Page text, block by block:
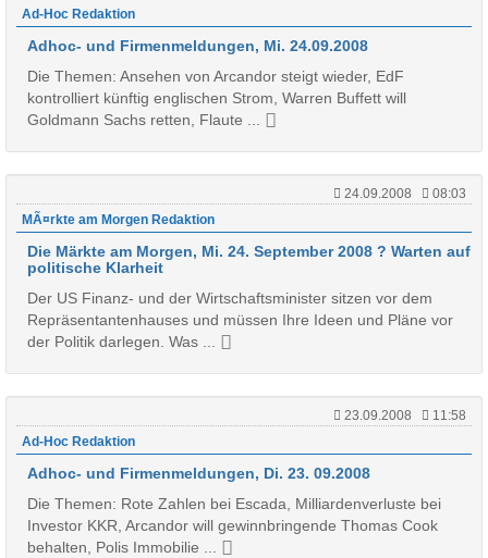
Ad-Hoc Redaktion
Adhoc- und Firmenmeldungen, Mi. 24.09.2008
Die Themen: Ansehen von Arcandor steigt wieder, EdF
kontrolliert künftig englischen Strom, Warren Buffett will
Goldmann Sachs retten, Flaute ...
24.09.2008
08:03
MÃ¤rkte am Morgen Redaktion
Die Märkte am Morgen, Mi. 24. September 2008 ? Warten auf
politische Klarheit
Der US Finanz- und der Wirtschaftsminister sitzen vor dem
Repräsentantenhauses und müssen Ihre Ideen und Pläne vor
der Politik darlegen. Was ...
23.09.2008
11:58
Ad-Hoc Redaktion
Adhoc- und Firmenmeldungen, Di. 23. 09.2008
Die Themen: Rote Zahlen bei Escada, Milliardenverluste bei
Investor KKR, Arcandor will gewinnbringende Thomas Cook
behalten, Polis Immobilie ...